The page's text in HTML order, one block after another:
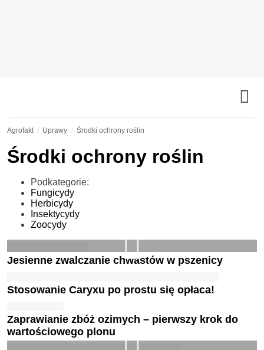
Agrofakt Uprawy Środki ochrony roślin
Środki ochrony roślin
Podkategorie:
Fungicydy
Herbicydy
Insektycydy
Zoocydy
Jesienne zwalczanie chwastów w pszenicy
Stosowanie Caryxu po prostu się opłaca!
Zaprawianie zbóż ozimych – pierwszy krok do
wartościowego plonu